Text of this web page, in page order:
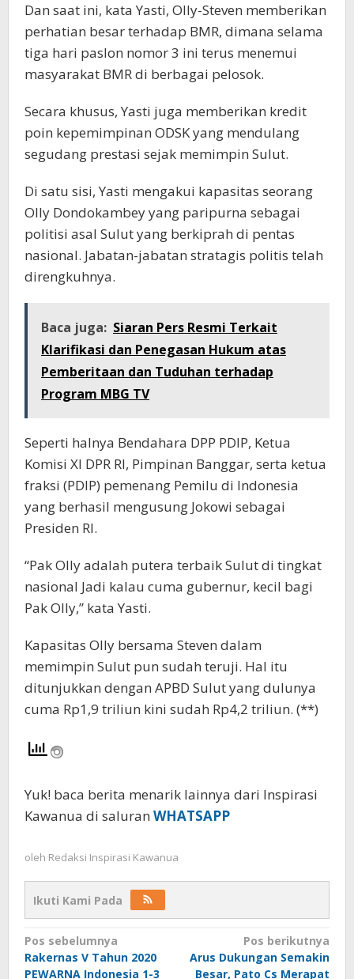
Dan saat ini, kata Yasti, Olly-Steven memberikan
perhatian besar terhadap BMR, dimana selama
tiga hari paslon nomor 3 ini terus menemui
masyarakat BMR di berbagai pelosok.
Secara khusus, Yasti juga memberikan kredit
poin kepemimpinan ODSK yang mendulang
segudang prestasi sejak memimpin Sulut.
Di satu sisi, Yasti mengakui kapasitas seorang
Olly Dondokambey yang paripurna sebagai
politisi asal Sulut yang berkiprah di pentas
nasional. Jabatan-jabatan stratagis politis telah
direngkuhnya.
Baca juga: Siaran Pers Resmi Terkait
Klarifikasi dan Penegasan Hukum atas
Pemberitaan dan Tuduhan terhadap
Program MBG TV
Seperti halnya Bendahara DPP PDIP, Ketua
Komisi XI DPR RI, Pimpinan Banggar, serta ketua
fraksi (PDIP) pemenang Pemilu di Indonesia
yang berhasil mengusung Jokowi sebagai
Presiden RI.
“Pak Olly adalah putera terbaik Sulut di tingkat
nasional Jadi kalau cuma gubernur, kecil bagi
Pak Olly,” kata Yasti.
Kapasitas Olly bersama Steven dalam
memimpin Sulut pun sudah teruji. Hal itu
ditunjukkan dengan APBD Sulut yang dulunya
cuma Rp1,9 triliun kini sudah Rp4,2 triliun. (**)
Yuk! baca berita menarik lainnya dari Inspirasi
Kawanua di saluran WHATSAPP
oleh Redaksi Inspirasi Kawanua
Ikuti Kami Pada
Navigasi
pos
Pos sebelumnya
Rakernas V Tahun 2020
PEWARNA Indonesia 1-3
Pos berikutnya
Arus Dukungan Semakin
Besar, Pato Cs Merapat